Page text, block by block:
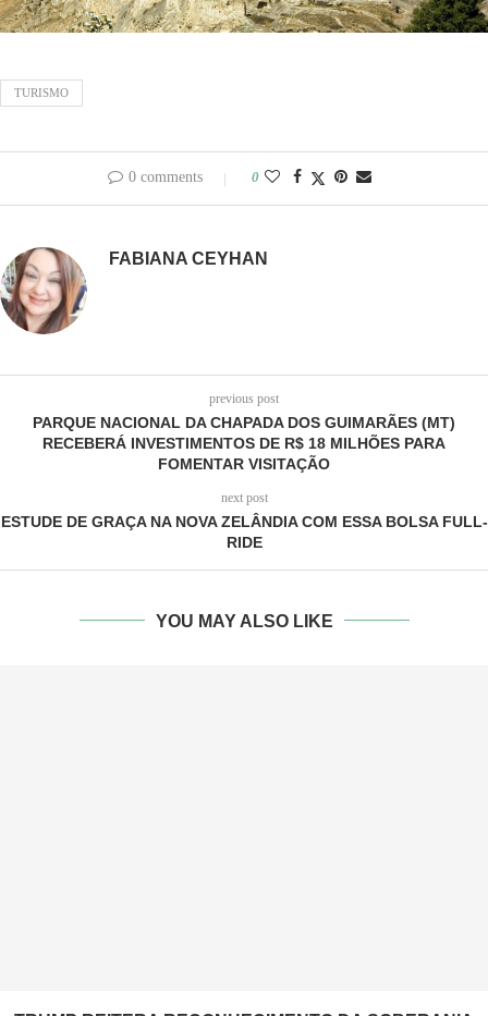
TURISMO
0 comments 0
FABIANA CEYHAN
previous post
PARQUE NACIONAL DA CHAPADA DOS GUIMARÃES (MT)
RECEBERÁ INVESTIMENTOS DE R$ 18 MILHÕES PARA
FOMENTAR VISITAÇÃO
next post
ESTUDE DE GRAÇA NA NOVA ZELÂNDIA COM ESSA BOLSA FULL-
RIDE
YOU MAY ALSO LIKE